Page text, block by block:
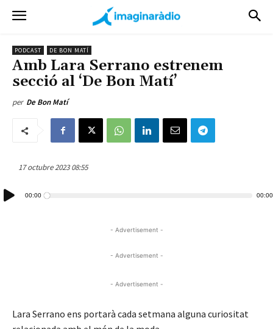
PODCAST DE BON MATÍ
Amb Lara Serrano estrenem
secció al ‘De Bon Matí’
per De Bon Matí
17 octubre 2023 08:55
Reproductor
d'àudio
00:00 00:00
- Advertisement -
- Advertisement -
- Advertisement -
Lara Serrano ens portarà cada setmana alguna curiositat